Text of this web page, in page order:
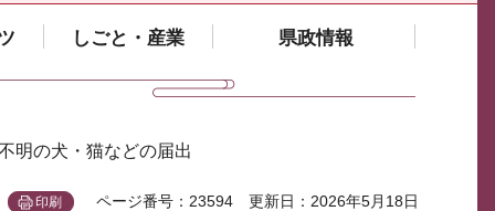
しごと・産業 県政情報
明の犬・猫などの届出
印刷 ページ番号：23594 更新日：2026年5月18日